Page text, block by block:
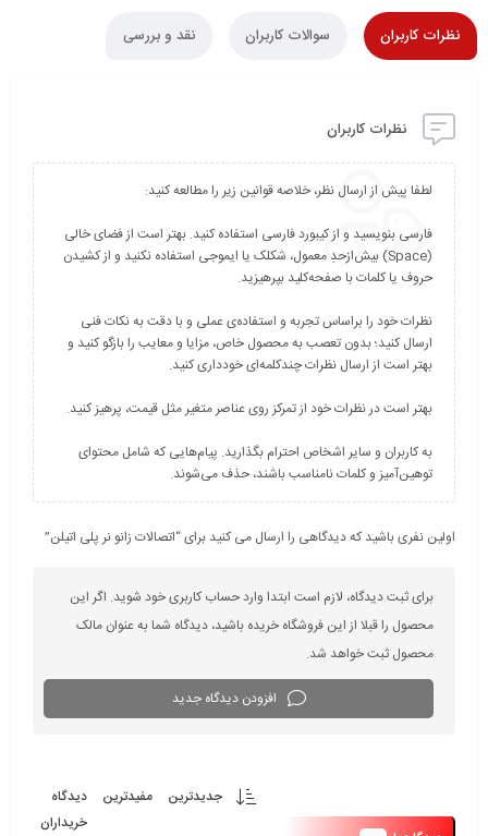
نظرات کاربران سوالات کاربران نقد و بررسی
نظرات کاربران
فارسی بنویسید و از کیبورد فارسی استفاده کنید. بهتر است از فضای خالی
(Space) بیش‌از‌حدِ معمول، شکلک یا ایموجی استفاده نکنید و از کشیدن
نظرات خود را براساس تجربه و استفاده‌ی عملی و با دقت به نکات فنی
ارسال کنید؛ بدون تعصب به محصول خاص، مزایا و معایب را بازگو کنید و
به کاربران و سایر اشخاص احترام بگذارید. پیام‌هایی که شامل محتوای
توهین‌آمیز و کلمات نامناسب باشند، حذف می‌شوند.
اولین نفری باشید که دیدگاهی را ارسال می کنید برای “اتصالات زانو نر پلی اتیلن”
برای ثبت دیدگاه، لازم است ابتدا وارد حساب کاربری خود شوید. اگر این
محصول را قبلا از این فروشگاه خریده باشید، دیدگاه شما به عنوان مالک
محصول ثبت خواهد شد.
افزودن دیدگاه جدید
جدیدترین مفیدترین
دیدگاه
خریداران